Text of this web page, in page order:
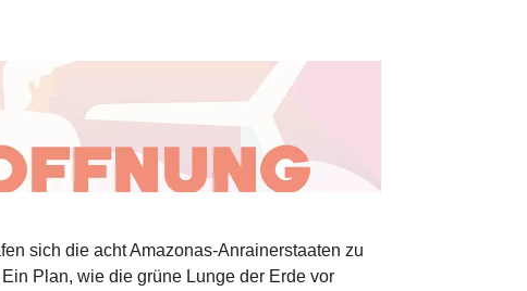
sich die acht Amazonas-Anrainerstaaten zu
Plan, wie die grüne Lunge der Erde vor